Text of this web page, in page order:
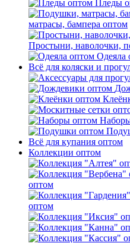
Пледы
матрасы, бампера оптом
Простыни, наволочки,
Одеяла
Всё для коляски и
Всё для купания оптом
Коллекции оптом
оптом
оптом